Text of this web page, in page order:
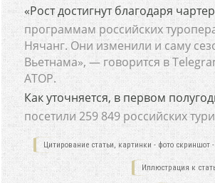
«Рост достигнут благодаря
программам российских
Нячанг. Они изменили и саму
Вьетнама», — говорится в
АТОР.
Как уточняется, в первом
посетили 259 849 российских
Цитирование статьи, картинки - фото скриншот -
Иллюстрация к